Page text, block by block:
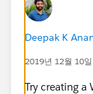
Deepak K
2019년 12월 10
Try creating a